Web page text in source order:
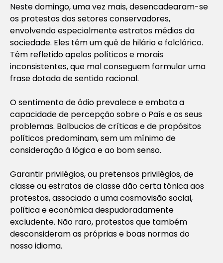
Neste domingo, uma vez mais, desencadearam-se
os protestos dos setores conservadores,
envolvendo especialmente estratos médios da
sociedade. Eles têm um quê de hilário e folclórico.
Têm refletido apelos políticos e morais
inconsistentes, que mal conseguem formular uma
frase dotada de sentido racional.
O sentimento de ódio prevalece e embota a
capacidade de percepção sobre o País e os seus
problemas. Balbucios de críticas e de propósitos
políticos predominam, sem um mínimo de
consideração à lógica e ao bom senso.
Garantir privilégios, ou pretensos privilégios, de
classe ou estratos de classe dão certa tônica aos
protestos, associado a uma cosmovisão social,
política e econômica despudoradamente
excludente. Não raro, protestos que também
desconsideram as próprias e boas normas do
nosso idioma.